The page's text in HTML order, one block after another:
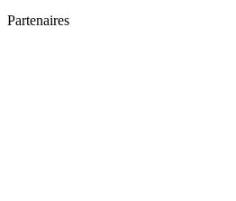
Partenaires